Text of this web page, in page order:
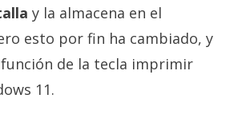
y la almacena en el
esto por fin ha cambiado, y
función de la tecla imprimir
11.